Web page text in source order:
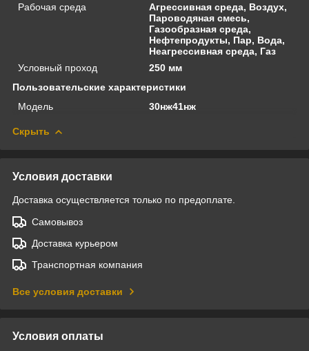
Рабочая среда
Агрессивная среда, Воздух,
Пароводяная смесь,
Газообразная среда,
Нефтепродукты, Пар, Вода,
Неагрессивная среда, Газ
Условный проход
250 мм
Пользовательские характеристики
Модель
30нж41нж
Скрыть
Условия доставки
Доставка осуществляется только по предоплате.
Самовывоз
Доставка курьером
Транспортная компания
Все условия доставки
Условия оплаты